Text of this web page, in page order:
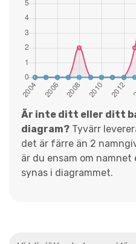
Är inte ditt eller ditt
diagram? Tyvärr
det är färre än 2
är du ensam om
synas i diagrammet.